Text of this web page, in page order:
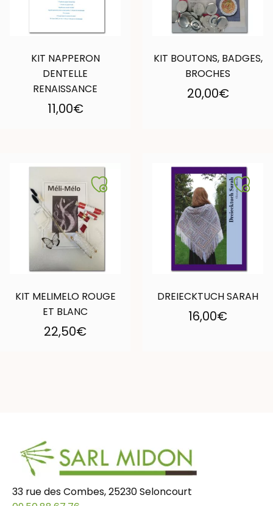
KIT NAPPERON
DENTELLE
RENAISSANCE
11,00€
KIT BOUTONS, BADGES,
BROCHES
20,00€
KIT MELIMELO ROUGE
ET BLANC
22,50€
DREIECKTUCH SARAH
16,00€
33 rue des Combes, 25230 Seloncourt